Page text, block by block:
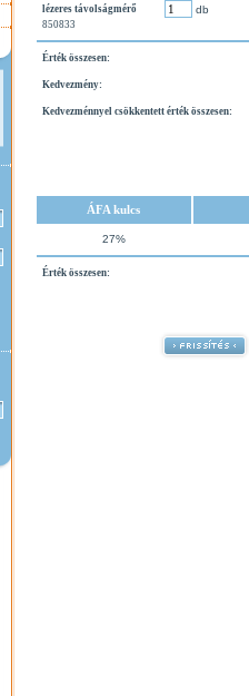
lézeres távolságmérő
850833
db
Érték összesen:
Kedvezmény:
Kedvezménnyel csökkentett érték összesen:
ÁFA kulcs
27%
Érték összesen: